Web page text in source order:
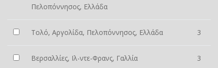
Πελοπόννησος, Ελλάδα
Τολό, Αργολίδα, Πελοπόννησος, Ελλάδα 3
Βερσαλλίες, Ιλ-ντε-Φρανς, Γαλλία 3